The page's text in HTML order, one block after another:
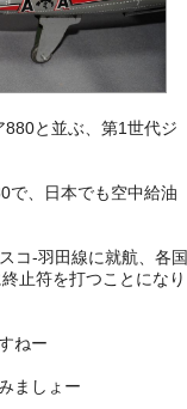
と並ぶ、第1世代ジ
で、日本でも空中給油
コ-羽田線に就航、各国
止符を打つことになり
ねー
ましょー